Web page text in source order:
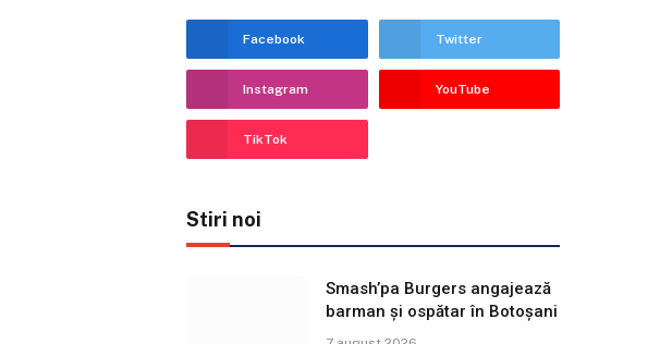
Facebook Twitter
Instagram YouTube
TikTok
Stiri noi
Smash’pa Burgers angajează
barman și ospătar în Botoșani